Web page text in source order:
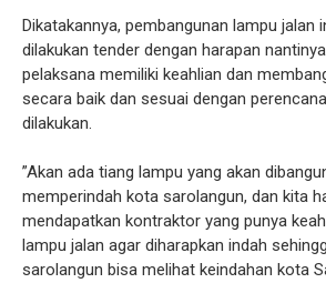
Dikatakannya, pembangunan lampu jalan
dilakukan tender dengan harapan
pelaksana memiliki keahlian dan
secara baik dan sesuai dengan
dilakukan.
”Akan ada tiang lampu yang akan
memperindah kota sarolangun, dan kita
mendapatkan kontraktor yang punya
lampu jalan agar diharapkan indah
sarolangun bisa melihat keindahan kota